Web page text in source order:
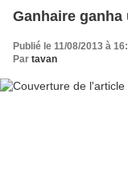
Ganhaire ganha
Publié le 11/08/2013 à
Par tavan